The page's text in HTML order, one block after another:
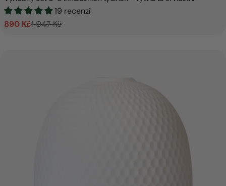
19 recenzí
Prodejní
890 Kč
Běžná 1 047 Kč